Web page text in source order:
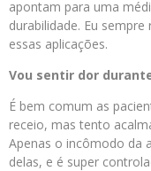
apontam para uma
durabilidade. Eu
essas aplicações.
Vou sentir dor
É bem comum as
receio, mas tento
Apenas o incômodo da
delas, e é super